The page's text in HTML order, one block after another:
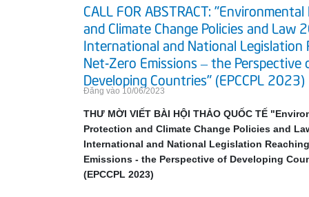
CALL FOR ABSTRACT:
and Climate Change Policies and Law
International and National Legislation
Net-Zero Emissions – the Perspective
Developing Countries" (EPCCPL 2023)
Đăng vào 10/06/2023
THƯ MỜI VIẾT BÀI HỘI THẢO QUỐC TẾ
Protection and Climate Change Policies and
International and National Legislation
Emissions - the Perspective of Developing
(EPCCPL 2023)